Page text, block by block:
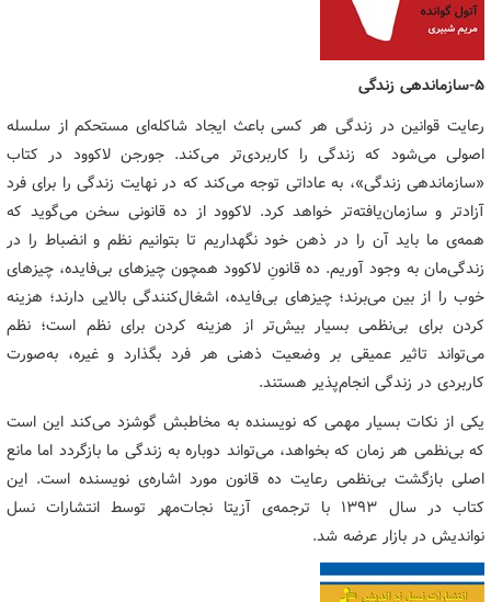
5-سازماندهی زندگی
رعایت قوانین در زندگی هر کسی باعث ایجاد شاکله‌ای مستحکم از سلسله
اصولی می‌شود که زندگی را کاربردی‌تر می‌کند. جورجن لاکوود در کتاب
«سازماندهی زندگی»، به عاداتی توجه می‌کند که در نهایت زندگی را برای فرد
آزادتر و سازمان‌یافته‌تر خواهد کرد. لاکوود از ده قانونی سخن می‌گوید که
همه‌ی ما باید آن را در ذهن خود نگهداریم تا بتوانیم نظم و انضباط را در
زندگی‌مان به وجود آوریم. ده قانونِ لاکوود همچون چیزهای بی‌فایده، چیزهای
خوب را از بین می‌برند؛ چیزهای بی‌فایده، اشغال‌کنندگی بالایی دارند؛ هزینه
کردن برای بی‌نظمی بسیار بیش‌تر از هزینه کردن برای نظم است؛ نظم
می‌تواند تاثیر عمیقی بر وضعیت ذهنی هر فرد بگذارد و غیره، به‌صورت
کاربردی در زندگی انجام‌پذیر هستند.
یکی از نکات بسیار مهمی که نویسنده به مخاطبش گوشزد می‌کند این است
که بی‌نظمی هر زمان که بخواهد، می‌تواند دوباره به زندگی ما بازگردد اما مانع
اصلی بازگشت بی‌نظمی رعایت ده قانون مورد اشاره‌ی نویسنده است. این
کتاب در سال ۱۳۹۳ با ترجمه‌ی آزیتا نجات‌مهر توسط انتشارات نسل
نواندیش در بازار عرضه شد.